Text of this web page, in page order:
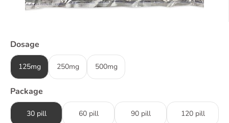
Dosage
125mg 250mg 500mg
Package
30 pill 60 pill 90 pill 120 pill